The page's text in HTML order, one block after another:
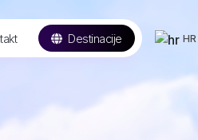
Destinacije HR